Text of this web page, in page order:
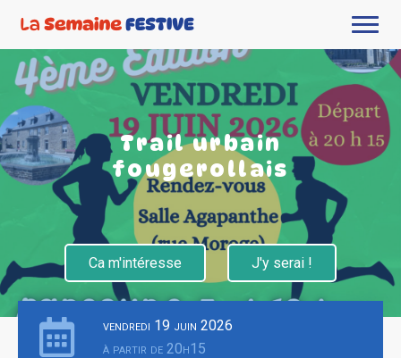
Trail urbain
fougerollais
Ca m'intéresse J'y serai !
vendredi 19 juin 2026
à partir de 20h15